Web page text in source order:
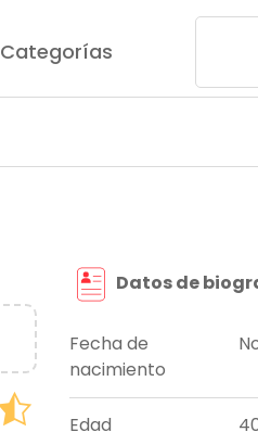
Categorías
Datos de
Fecha de
nacimiento
Edad